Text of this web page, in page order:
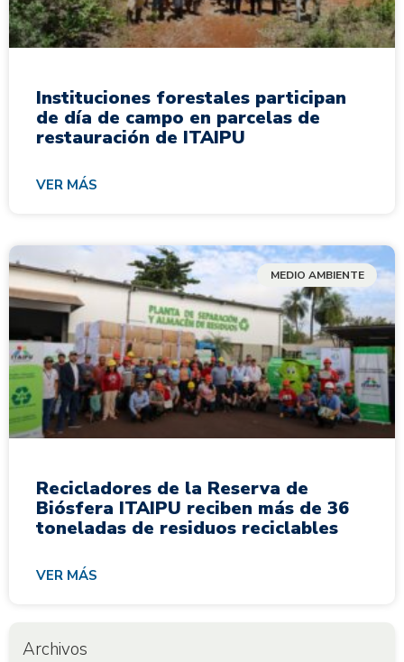
Instituciones forestales participan
de día de campo en parcelas de
restauración de ITAIPU
VER MÁS
MEDIO AMBIENTE
Recicladores de la Reserva de
Biósfera ITAIPU reciben más de 36
toneladas de residuos reciclables
VER MÁS
Archivos